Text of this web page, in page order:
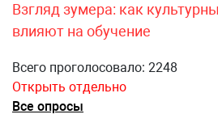
Взгляд зумера: как
влияют на обучение
Всего проголосовало: 2248
Открыть отдельно
Все опросы